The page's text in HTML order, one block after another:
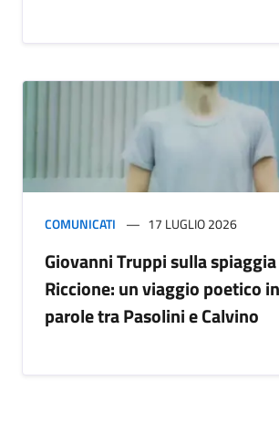
COMUNICATI 17 LUGLIO 2026
Giovanni Truppi sulla
Riccione: un viaggio poetico
parole tra Pasolini e Calvino